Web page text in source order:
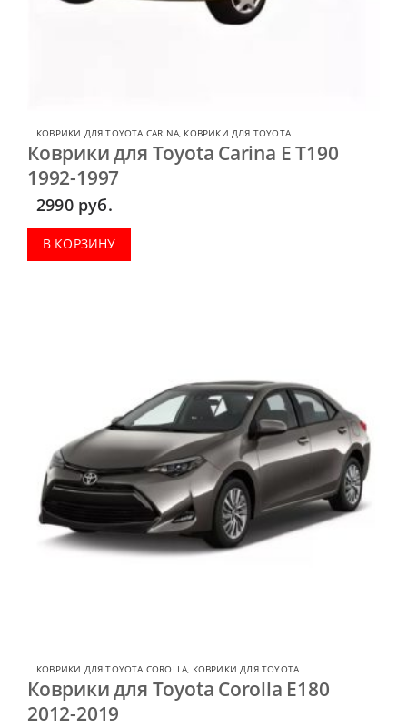
КОВРИКИ ДЛЯ TOYOTA CARINA, КОВРИКИ ДЛЯ TOYOTA
Коврики для Toyota Carina E T190
1992-1997
2990 руб.
В КОРЗИНУ
КОВРИКИ ДЛЯ TOYOTA COROLLA, КОВРИКИ ДЛЯ TOYOTA
Коврики для Toyota Corolla E180
2012-2019